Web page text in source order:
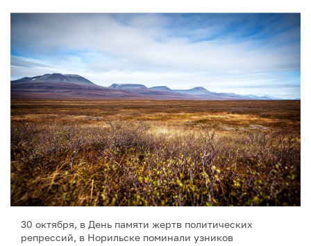
30 октября, в День памяти жертв политических
репрессий, в Норильске поминали узников